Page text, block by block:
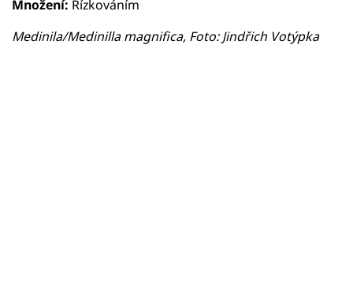
Množení: Řízkováním
Medinila/Medinilla magnifica, Foto: Jindřich Votýpka